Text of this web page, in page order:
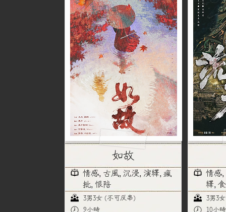
如故
情感, 古風, 沉浸, 演繹, 瘋
批, 恨陪
3男3女 (不可反串)
9小時
情感
繹,
3男3
10小時